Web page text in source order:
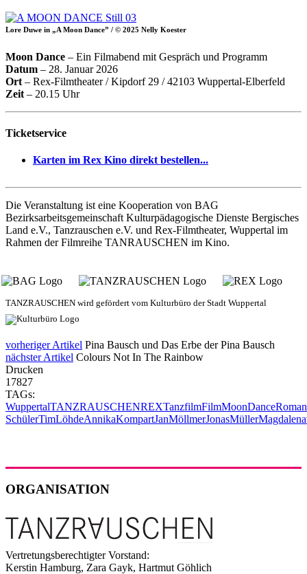
Lore Duwe in „A Moon Dance” / © 2025 Nelly Koester
Moon Dance – Ein Filmabend mit Gespräch und Programm
Datum – 28. Januar 2026
Ort – Rex-Filmtheater / Kipdorf 29 / 42103 Wuppertal-Elberfeld
Zeit – 20.15 Uhr
Ticketservice
Karten im Rex Kino direkt bestellen...
Die Veranstaltung ist eine Kooperation von BAG
Bezirksarbeitsgemeinschaft Kulturpädagogische Dienste Bergisches
Land e.V., Tanzrauschen e.V. und Rex-Filmtheater, Wuppertal im
Rahmen der Filmreihe TANRAUSCHEN im Kino.
TANZRAUSCHEN wird gefördert vom Kulturbüro der Stadt Wuppertal
vorheriger Artikel Pina Bausch und Das Erbe der Pina Bausch
nächster Artikel Colours Not In The Rainbow
Drucken
17827
TAGs:
WuppertalTANZRAUSCHENREXTanzfilmFilmMoonDance
SchülerTimLöhdeAnnikaKompartJanMöllmerJonasMüller
ORGANISATION
Vertretungsberechtigter Vorstand:
Kerstin Hamburg, Zara Gayk, Hartmut Göhlich